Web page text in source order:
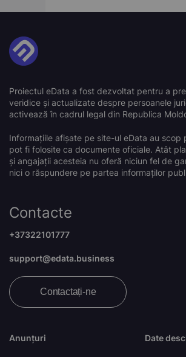
Proiectul eData a fost dezvoltat pentru a
veridice și actualizate despre persoanele
activează în cadrul legal din Republica
Informațiile afișate pe site-ul eData au scop
pot fi folosite ca documente oficiale. Atât
și angajații acesteia nu oferă niciun fel de
nici o răspundere pe partea informaților
Anunțuri Date
Contacte
+37322101777
support@edata.business
Contactați-ne